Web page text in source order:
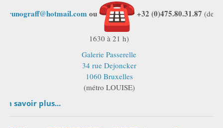
brunograff@hotmail.com ou +32 (0)475.80.31.87 (de
1630 à 21 h)
Galerie Passerelle
34 rue Dejoncker
1060 Bruxelles
(métro LOUISE)
En savoir plus...